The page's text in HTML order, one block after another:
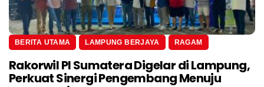
BERITA UTAMA LAMPUNG BERJAYA RAGAM
Rakorwil PI Sumatera Digelar di Lampung,
Perkuat Sinergi Pengembang Menuju